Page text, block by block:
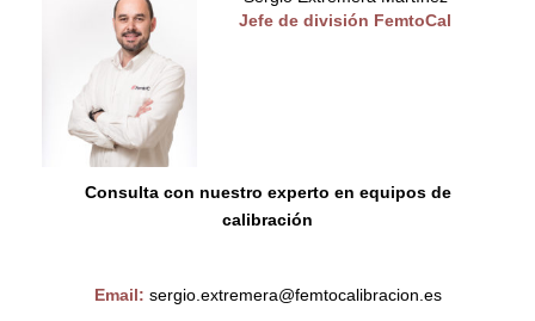
Jefe de división FemtoCal
Consulta con nuestro experto en equipos de
calibración
Email: sergio.extremera@femtocalibracion.es